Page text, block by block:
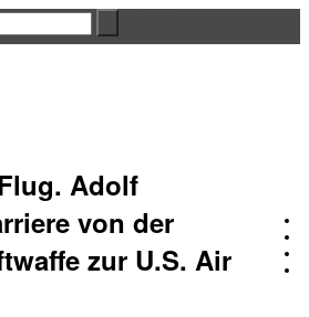
Adolf
von der
zur U.S. Air